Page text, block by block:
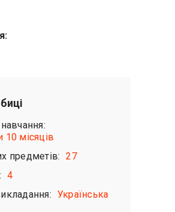
10 місяців
предметів: 27
4
Українська